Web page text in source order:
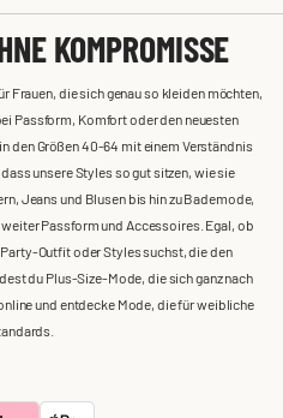
KOMPROMISSE
Frauen, die sich genau so kleiden möchten,
Passform, Komfort oder den neuesten
den Größen 40-64 mit einem Verständnis
unsere Styles so gut sitzen, wie sie
Jeans und Blusen bis hin zu Bademode,
Passform und Accessoires. Egal, ob
Outfit oder Styles suchst, die den
du Plus-Size-Mode, die sich ganz nach
und entdecke Mode, die für weibliche